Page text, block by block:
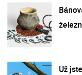
Už